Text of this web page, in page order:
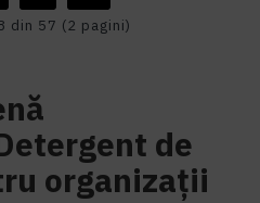
din 57 (2 pagini)
de
organizații